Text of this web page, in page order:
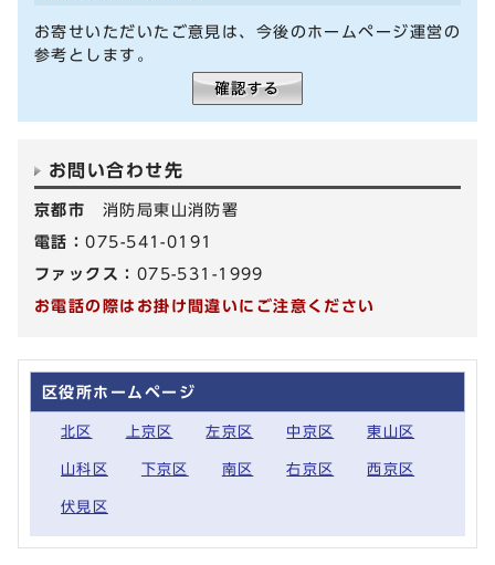
お寄せいただいたご意見は、今後のホームページ運営の
参考とします。
お問い合わせ先
京都市 消防局東山消防署
電話：075-541-0191
ファックス： 075-531-1999
お電話の際はお掛け間違いにご注意ください
区役所ホームページ
北区 上京区 左京区 中京区 東山区
山科区 下京区 南区 右京区 西京区
伏見区